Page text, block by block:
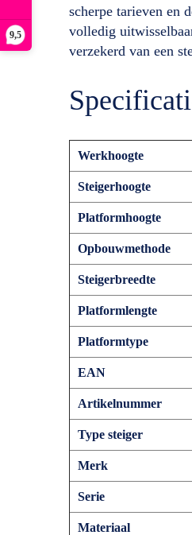
9,5
scherpe tarieven en
volledig
verzekerd van een
Werkhoogte
Steigerhoogte
Platformhoogte
Opbouwmethode
Steigerbreedte
Platformlengte
Platformtype
EAN
Artikelnummer
Type steiger
Merk
Serie
Materiaal